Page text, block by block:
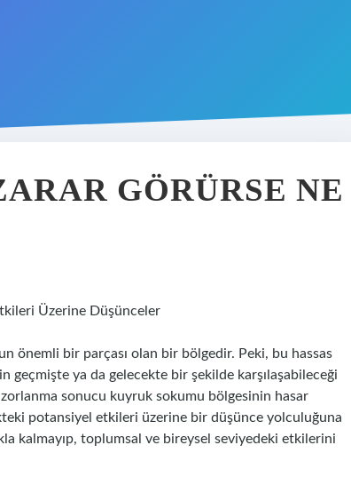
GÖRÜRSE NE
Üzerine Düşünceler
önemli bir parçası olan bir bölgedir. Peki, bu hassas
geçmişte ya da gelecekte bir şekilde karşılaşabileceği
sonucu kuyruk sokumu bölgesinin hasar
potansiyel etkileri üzerine bir düşünce yolculuğuna
kalmayıp, toplumsal ve bireysel seviyedeki etkilerini